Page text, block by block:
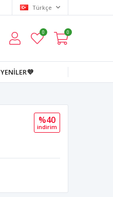
Türkçe
0 0
YENİLER💜
%40
i̇ndi̇ri̇m